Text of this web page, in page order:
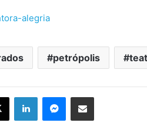
alegria
petrópolis